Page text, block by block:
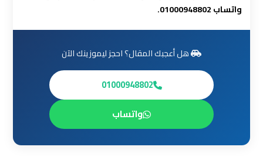
واتساب 01000948802.
هل أعجبك المقال؟ احجز ليموزينك الآن
01000948802
واتساب
ليموزين
ليموزين